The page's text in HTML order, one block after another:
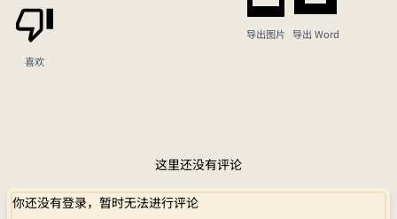
喜欢
导出图片 导出 Word
这里还没有评论
你还没有登录，暂时无法进行评论